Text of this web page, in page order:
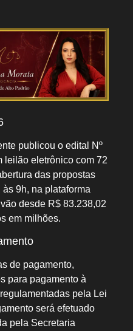
publicou o edital Nº
leilão eletrônico com 72
das propostas
9h, na plataforma
desde R$ 83.238,02
em milhões.
de pagamento,
para pagamento à
pela Lei
será efetuado
pela Secretaria